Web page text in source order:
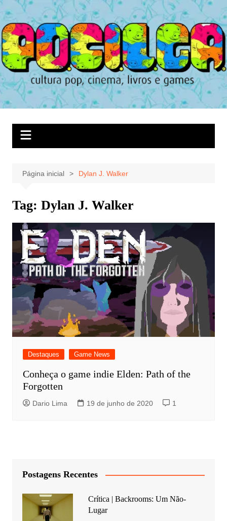
Ir
para
o
conteúdo
Página inicial Dylan J. Walker
Tag: Dylan J. Walker
Destaques Game News
Conheça o game indie Elden: Path of the
Forgotten
Dario Lima 19 de junho de 2020 1
Postagens Recentes
Crítica | Backrooms: Um Não-
Lugar